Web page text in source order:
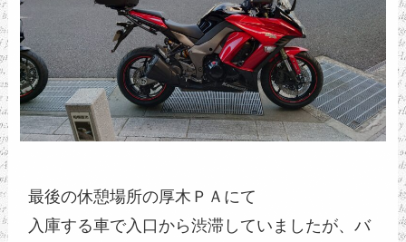
最後の休憩場所の厚木ＰＡにて
入庫する車で入口から渋滞していましたが、バ